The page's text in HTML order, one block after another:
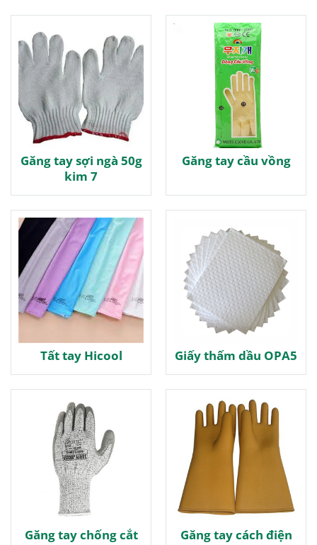
Găng tay sợi ngà 50g
kim 7
Găng tay cầu vồng
Tất tay Hicool Giấy thấm dầu OPA5
Găng tay chống cắt
Găng tay cách điện